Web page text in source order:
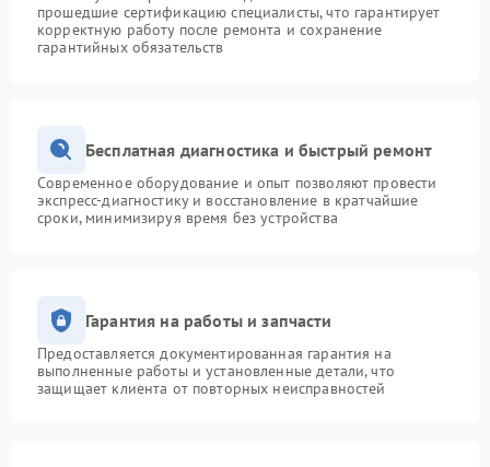
прошедшие сертификацию специалисты, что гарантирует
корректную работу после ремонта и сохранение
гарантийных обязательств
Бесплатная диагностика и быстрый ремонт
Современное оборудование и опыт позволяют провести
экспресс-диагностику и восстановление в кратчайшие
сроки, минимизируя время без устройства
Гарантия на работы и запчасти
Предоставляется документированная гарантия на
выполненные работы и установленные детали, что
защищает клиента от повторных неисправностей